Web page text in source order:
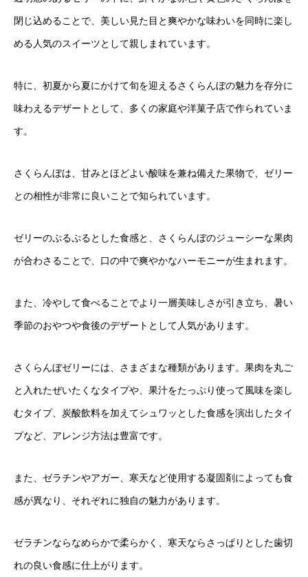
閉じ込めることで、美しい見た目と爽やかな味わいを同時に楽し
める人気のスイーツとして親しまれています。
特に、初夏から夏にかけて旬を迎えるさくらんぼの魅力を存分に
味わえるデザートとして、多くの家庭や洋菓子店で作られていま
す。
さくらんぼは、甘みとほどよい酸味を兼ね備えた果物で、ゼリー
との相性が非常に良いことで知られています。
ゼリーのぷるぷるとした食感と、さくらんぼのジューシーな果肉
が合わさることで、口の中で爽やかなハーモニーが生まれます。
また、冷やして食べることでより一層美味しさが引き立ち、暑い
季節のおやつや食後のデザートとして人気があります。
さくらんぼゼリーには、さまざまな種類があります。果肉を丸ご
と入れたぜいたくなタイプや、果汁をたっぷり使って風味を楽し
むタイプ、炭酸飲料を加えてシュワッとした食感を演出したタイ
プなど、アレンジ方法は豊富です。
また、ゼラチンやアガー、寒天など使用する凝固剤によっても食
感が異なり、それぞれに独自の魅力があります。
ゼラチンならなめらかで柔らかく、寒天ならさっぱりとした歯切
れの良い食感に仕上がります。